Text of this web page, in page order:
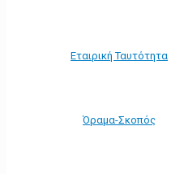
Εταιρική Ταυτότητα
Όραμα-Σκοπός